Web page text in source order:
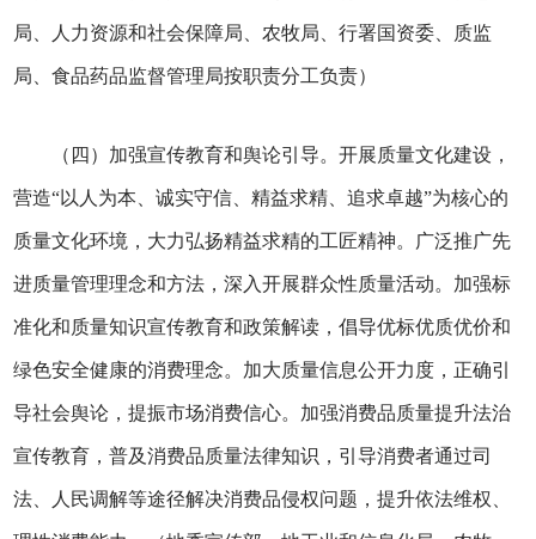
局、人力资源和社会保障局、农牧局、行署国资委、质监
局、食品药品监督管理局按职责分工负责）
（四）加强宣传教育和舆论引导。开展质量文化建设，
营造“以人为本、诚实守信、精益求精、追求卓越”为核心的
质量文化环境，大力弘扬精益求精的工匠精神。广泛推广先
进质量管理理念和方法，深入开展群众性质量活动。加强标
准化和质量知识宣传教育和政策解读，倡导优标优质优价和
绿色安全健康的消费理念。加大质量信息公开力度，正确引
导社会舆论，提振市场消费信心。加强消费品质量提升法治
宣传教育，普及消费品质量法律知识，引导消费者通过司
法、人民调解等途径解决消费品侵权问题，提升依法维权、